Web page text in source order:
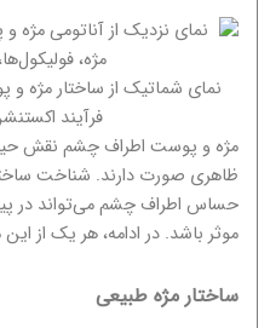
نمای شماتیک از ساختار مژه
فرآیند
مژه و پوست اطراف چشم نقش
ظاهری صورت دارند. شناخت
حساس اطراف چشم می‌تواند در
موثر باشد. در ادامه، هر یک از
ساختار مژه طبیعی